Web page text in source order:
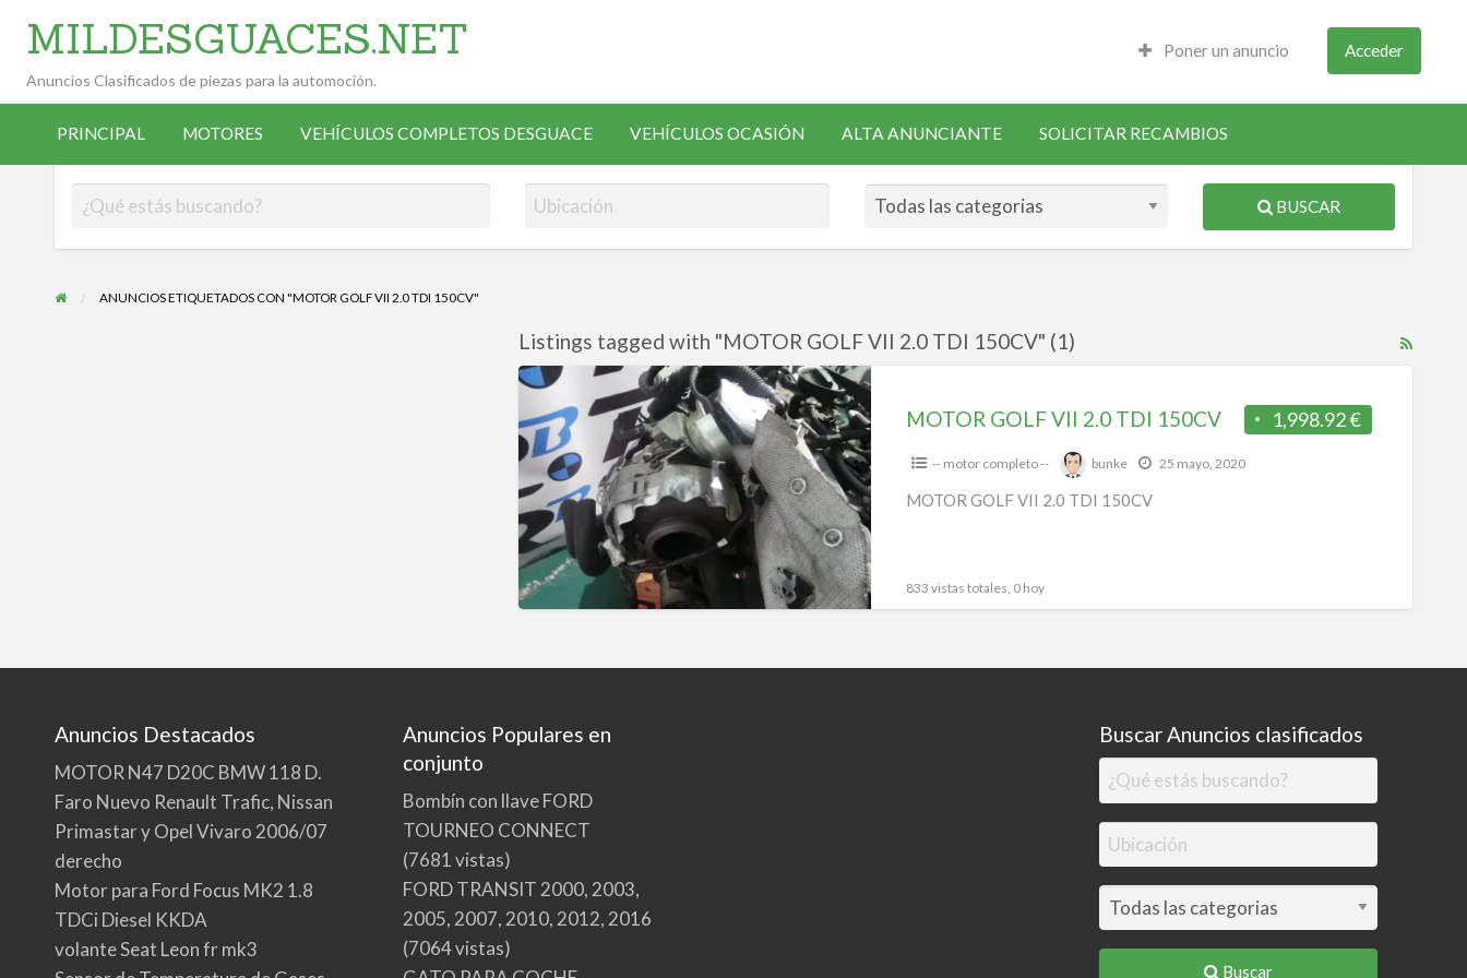
VEHÍCULOS
COMPLETOS
VEHÍCULOS
OCASIÓN
ALTA
ANUNCIANTE
SOLICITAR
RECAMBIOS
MILDESGUACES.NET
Anuncios Clasificados de piezas para la automoción.
Poner un anuncio Acceder
PRINCIPAL MOTORES VEHÍCULOS COMPLETOS DESGUACE VEHÍCULOS OCASIÓN ALTA ANUNCIANTE SOLICITAR RECAMBIOS
BUSCAR
ANUNCIOS ETIQUETADOS CON "MOTOR GOLF VII 2.0 TDI 150CV"
RSS
TDI
Listings tagged with "MOTOR GOLF VII 2.0 TDI 150CV" (1)
MOTOR
GOLF
VII
2.0
TDI
150CV
1,998.92 €
MOTOR GOLF VII 2.0 TDI 150CV
-- motor completo -- bunke 25 mayo, 2020
MOTOR GOLF VII 2.0 TDI 150CV
833 vistas totales, 0 hoy
Anuncios Destacados
MOTOR N47 D20C BMW 118 D.
Faro Nuevo Renault Trafic, Nissan
Primastar y Opel Vivaro 2006/07
derecho
Motor para Ford Focus MK2 1.8
TDCi Diesel KKDA
volante Seat Leon fr mk3
Anuncios Populares en
conjunto
Bombín con llave FORD
TOURNEO CONNECT
(7681 vistas)
FORD TRANSIT 2000, 2003,
2005, 2007, 2010, 2012, 2016
(7064 vistas)
Buscar Anuncios clasificados
Buscar